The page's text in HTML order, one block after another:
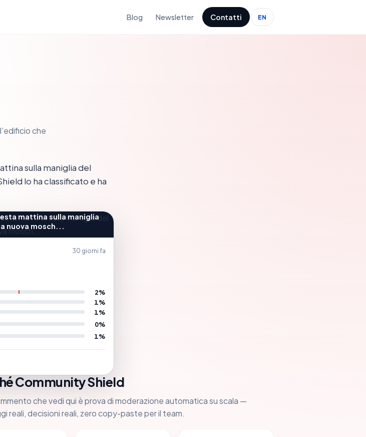
Blog Newsletter Contatti EN
che
sulla maniglia del
lo ha classificato e ha
mattina sulla maniglia
nuova mosch...
30 giorni fa
2%
1%
1%
0%
1%
Community Shield
che vedi qui è prova di moderazione automatica su scala —
reali, decisioni reali, zero copy-paste per il team.